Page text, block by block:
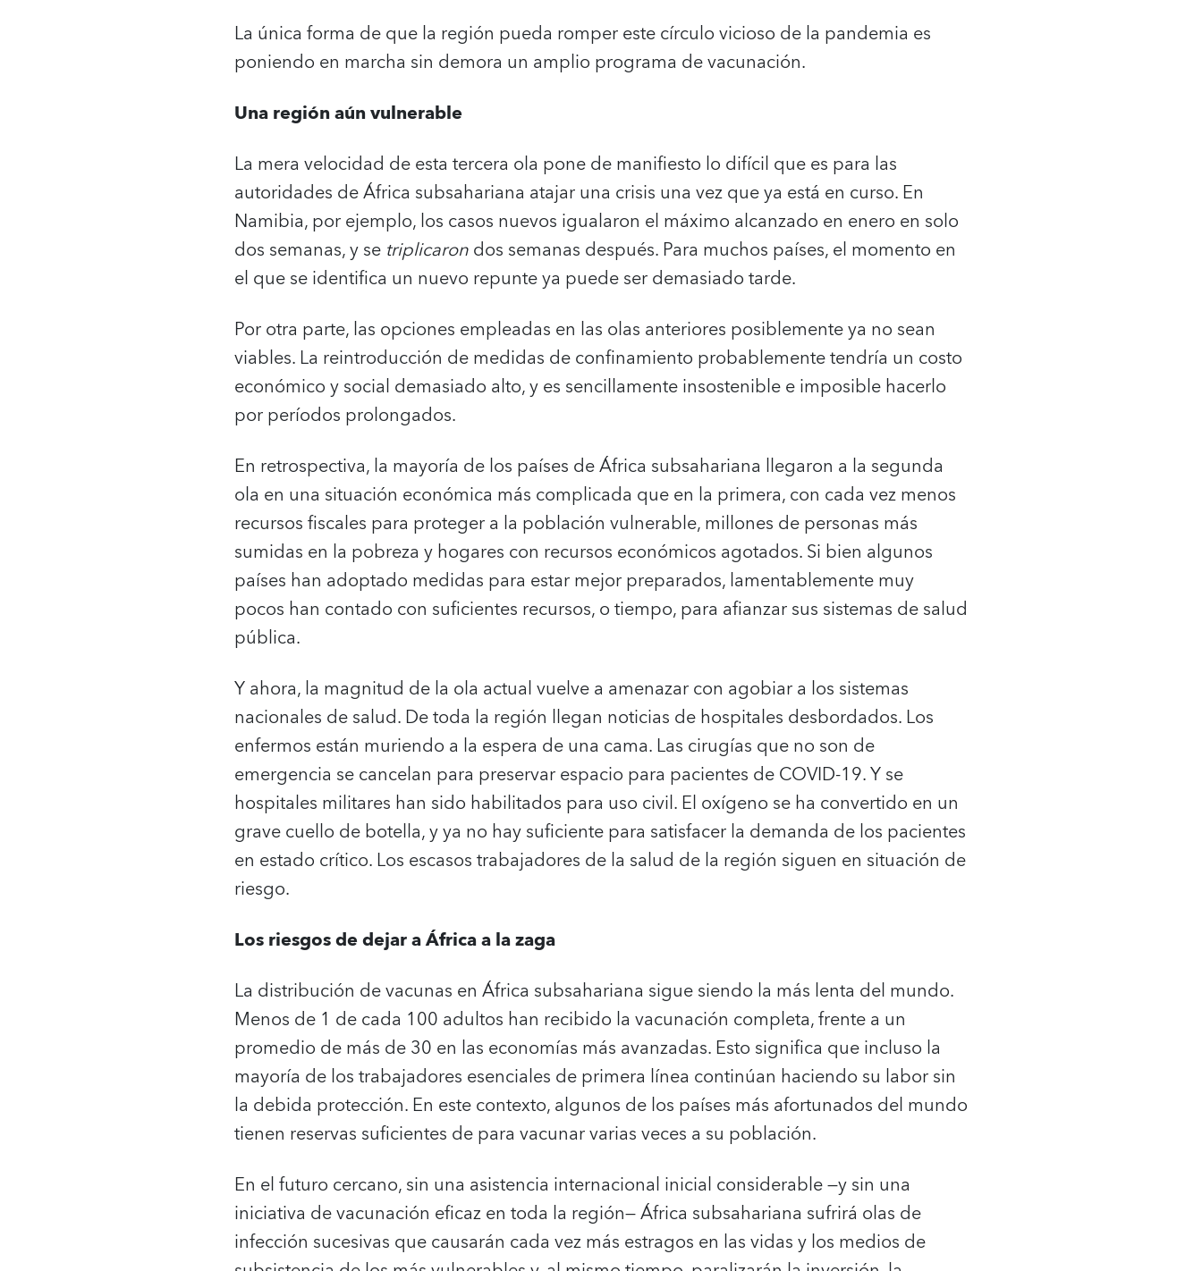
La única forma de que la región pueda romper este círculo vicioso de la pandemia es
poniendo en marcha sin demora un amplio programa de vacunación.
Una región aún vulnerable
La mera velocidad de esta tercera ola pone de manifiesto lo difícil que es para las
autoridades de África subsahariana atajar una crisis una vez que ya está en curso. En
Namibia, por ejemplo, los casos nuevos igualaron el máximo alcanzado en enero en solo
dos semanas, y se triplicarondos semanas después. Para muchos países, el momento en
el que se identifica un nuevo repunte ya puede ser demasiado tarde.
Por otra parte, las opciones empleadas en las olas anteriores posiblemente ya no sean
viables. La reintroducción de medidas de confinamiento probablemente tendría un costo
económico y social demasiado alto, y es sencillamente insostenible e imposible hacerlo
por períodos prolongados.
En retrospectiva, la mayoría de los países de África subsahariana llegaron a la segunda
ola en una situación económica más complicada que en la primera, con cada vez menos
recursos fiscales para proteger a la población vulnerable, millones de personas más
sumidas en la pobreza y hogares con recursos económicos agotados. Si bien algunos
países han adoptado medidas para estar mejor preparados, lamentablemente muy
pocos han contado con suficientes recursos, o tiempo, para afianzar sus sistemas de salud
pública.
Y ahora, la magnitud de la ola actual vuelve a amenazar con agobiar a los sistemas
nacionales de salud. De toda la región llegan noticias de hospitales desbordados. Los
enfermos están muriendo a la espera de una cama. Las cirugías que no son de
emergencia se cancelan para preservar espacio para pacientes de COVID-19. Y se
hospitales militares han sido habilitados para uso civil. El oxígeno se ha convertido en un
grave cuello de botella, y ya no hay suficiente para satisfacer la demanda de los pacientes
en estado crítico. Los escasos trabajadores de la salud de la región siguen en situación de
riesgo.
Los riesgos de dejar a África a la zaga
La distribución de vacunas en África subsahariana sigue siendo la más lenta del mundo.
Menos de 1 de cada 100 adultos han recibido la vacunación completa, frente a un
promedio de más de 30 en las economías más avanzadas. Esto significa que incluso la
mayoría de los trabajadores esenciales de primera línea continúan haciendo su labor sin
la debida protección. En este contexto, algunos de los países más afortunados del mundo
tienen reservas suficientes de para vacunar varias veces a su población.
En el futuro cercano, sin una asistencia internacional inicial considerable —y sin una
iniciativa de vacunación eficaz en toda la región— África subsahariana sufrirá olas de
infección sucesivas que causarán cada vez más estragos en las vidas y los medios de